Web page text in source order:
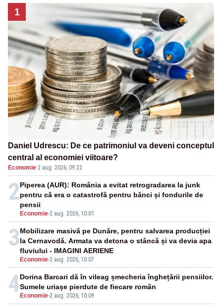
1
Daniel Udrescu: De ce patrimoniul va deveni conceptul
central al economiei viitoare?
Economie·2 aug. 2026, 09:22
2
Economie-2 aug. 2026, 10:01
Piperea (AUR): România a evitat retrogradarea la junk
pentru că era o catastrofă pentru bănci și fondurile de
pensii
3
Economie-2 aug. 2026, 10:07
Mobilizare masivă pe Dunăre, pentru salvarea producției
la Cernavodă. Armata va detona o stâncă și va devia apa
fluviului - IMAGINI AERIENE
4 Economie-2 aug. 2026, 10:09
Dorina Barcari dă în vileag șmecheria înghețării pensiilor.
Sumele uriașe pierdute de fiecare român